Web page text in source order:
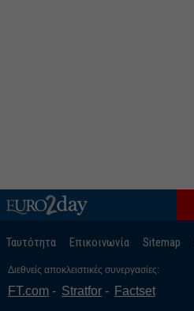
Ταυτότητα Επικοινωνία Sitemap
Διεθνείς αποκλειστικές συνεργασίες:
FT.com Stratfor Factset